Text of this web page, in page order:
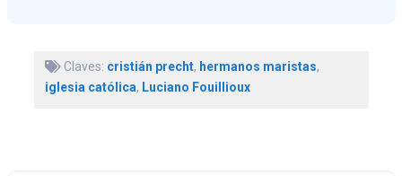
Claves: cristián precht, hermanos maristas,
iglesia católica, Luciano Fouillioux